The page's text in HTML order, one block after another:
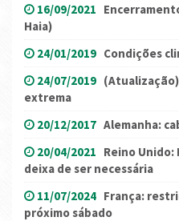
16/09/2021
Haia)
24/01/2019 Condições
24/07/2019
extrema
20/12/2017 Alemanha:
20/04/2021 Reino Unido:
deixa de ser necessária
11/07/2024 França:
próximo sábado